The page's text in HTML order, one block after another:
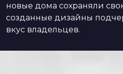
новые дома сохраняли
созданные дизайны
вкус владельцев.